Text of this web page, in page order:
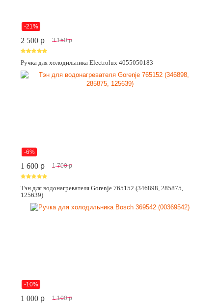
-21%
2 500 p 3 150 p
Ручка для холодильника Electrolux 4055050183
-6%
1 600 p 1 700 p
Тэн для водонагревателя Gorenje 765152 (346898, 285875,
125639)
-10%
1 000 p 1 100 p